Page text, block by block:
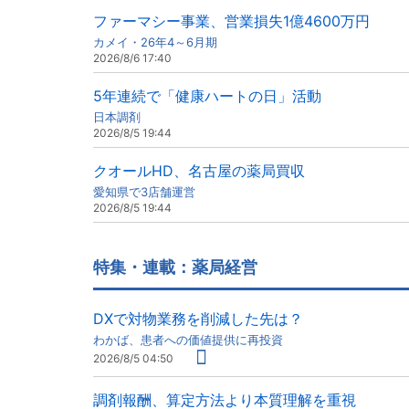
ファーマシー事業、営業損失1億4600万円
カメイ・26年4～6月期
2026/8/6 17:40
5年連続で「健康ハートの日」活動
日本調剤
2026/8/5 19:44
クオールHD、名古屋の薬局買収
愛知県で3店舗運営
2026/8/5 19:44
特集・連載：薬局経営
DXで対物業務を削減した先は？
わかば、患者への価値提供に再投資
2026/8/5 04:50
調剤報酬、算定方法より本質理解を重視